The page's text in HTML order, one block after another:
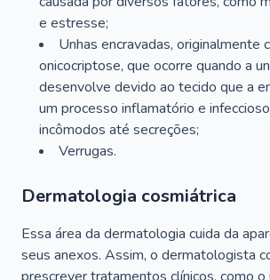
e estresse;
Unhas encravadas, originalmente
onicocriptose, que ocorre quando a
desenvolve devido ao tecido que a
um processo inflamatório e
incômodos até secreções;
Verrugas.
Dermatologia cosmiátrica
Essa área da dermatologia cuida da
seus anexos. Assim, o dermatologista